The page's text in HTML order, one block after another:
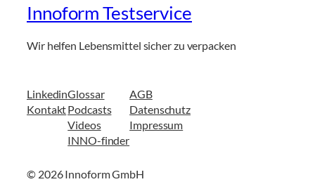
Innoform Testservice
Wir helfen Lebensmittel sicher zu verpacken
Linkedin
Kontakt
Glossar
Podcasts
Videos
INNO-finder
AGB
Datenschutz
Impressum
© 2026 Innoform GmbH